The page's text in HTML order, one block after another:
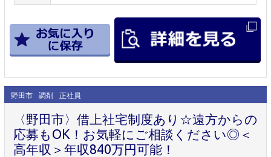
野田市 調剤 正社員
〈野田市〉借上社宅制度あり☆遠方からの
応募もOK！お気軽にご相談ください◎＜
高年収＞年収840万円可能！